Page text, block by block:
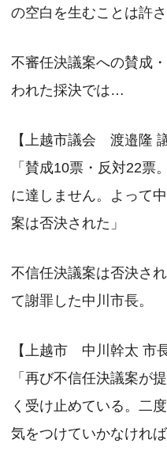
の空白を生むことは許さ
不審任決議案への賛成
われた採決では…
【上越市議会 渡邉隆
「賛成10票・反対22票
に達しません。よって
案は否決された」
不信任決議案は否決さ
て謝罪した中川市長。
【上越市 中川幹太 市長
「再び不信任決議案が
く受け止めている。二
気をつけていかなけれ